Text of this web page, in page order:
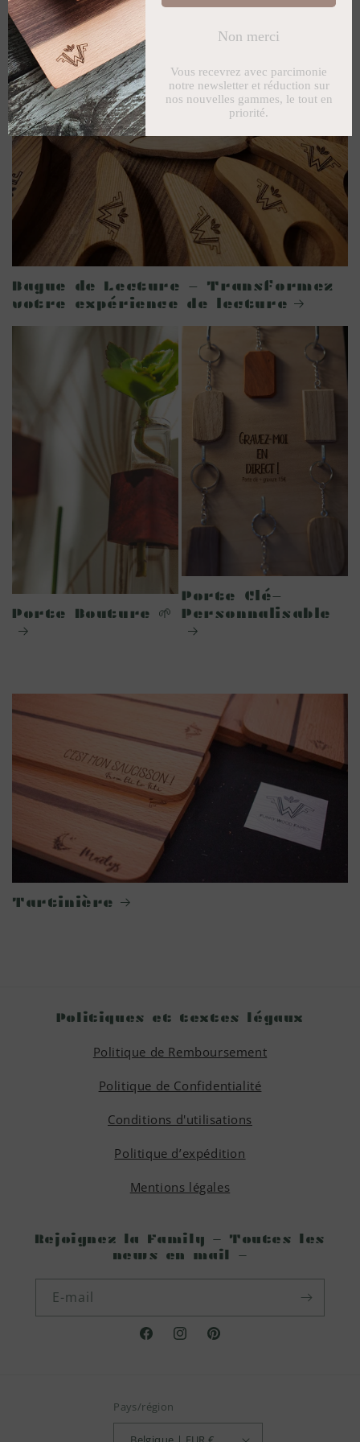
Bague de Lecture - Transformez
votre expérience de lecture
Porte Bouture 🌱
Porte Clé-
Personnalisable
Tartinière
Politiques et textes légaux
Politique de Remboursement
Politique de Confidentialité
Conditions d'utilisations
Politique d’expédition
Mentions légales
Rejoignez la Family - Toutes les
news en mail -
E-mail
FacebookInstagramPinterest
Pays/région